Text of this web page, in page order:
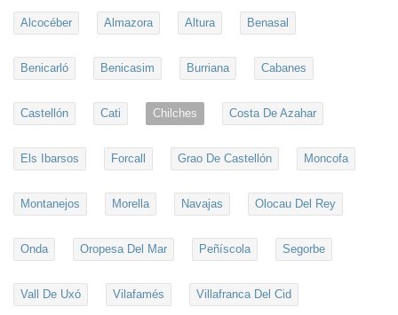
Alcocéber Almazora Altura Benasal
Benicarló Benicasim Burriana Cabanes
Castellón Cati Chilches Costa De Azahar
Els Ibarsos Forcall Grao De Castellón Moncofa
Montanejos Morella Navajas Olocau Del Rey
Onda Oropesa Del Mar Peñíscola Segorbe
Vall De Uxó Vilafamés Villafranca Del Cid